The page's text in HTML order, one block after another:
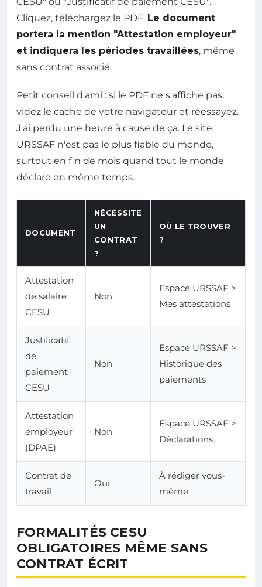
Cliquez, téléchargez le PDF. Le document
portera la mention "Attestation employeur"
et indiquera les périodes travaillées, même
sans contrat associé.
Petit conseil d'ami : si le PDF ne s'affiche pas,
videz le cache de votre navigateur et réessayez.
J'ai perdu une heure à cause de ça. Le site
URSSAF n'est pas le plus fiable du monde,
surtout en fin de mois quand tout le monde
déclare en même temps.
DOCUMENT
NÉCESSITE
UN
CONTRAT
?
OÙ LE TROUVER
?
Attestation
de salaire
CESU
Non
Espace URSSAF >
Mes attestations
Justificatif
de
paiement
CESU
Non
Espace URSSAF >
Historique des
paiements
Attestation
employeur
(DPAE)
Non
Espace URSSAF >
Déclarations
Contrat de
travail
Oui
À rédiger vous-
même
FORMALITÉS CESU
OBLIGATOIRES MÊME SANS
CONTRAT ÉCRIT